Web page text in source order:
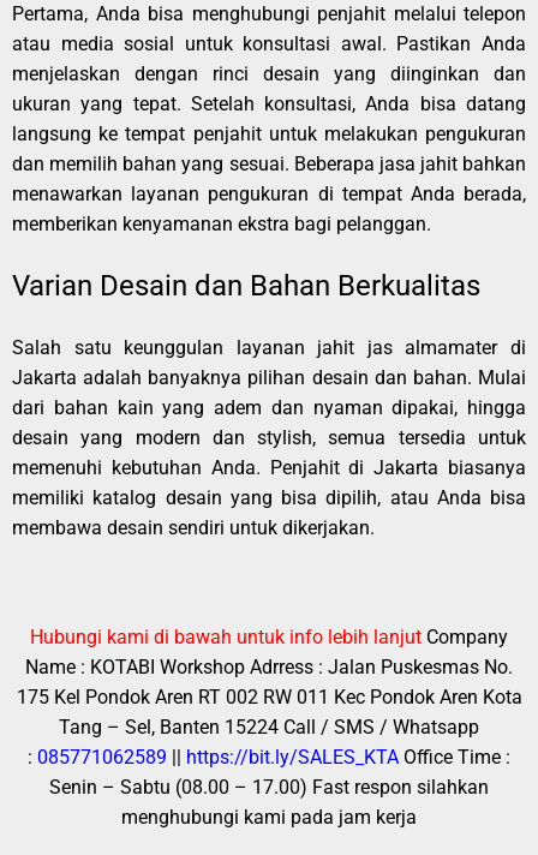
Pertama, Anda bisa menghubungi penjahit melalui telepon
atau media sosial untuk konsultasi awal. Pastikan Anda
menjelaskan dengan rinci desain yang diinginkan dan
ukuran yang tepat. Setelah konsultasi, Anda bisa datang
langsung ke tempat penjahit untuk melakukan pengukuran
dan memilih bahan yang sesuai. Beberapa jasa jahit bahkan
menawarkan layanan pengukuran di tempat Anda berada,
memberikan kenyamanan ekstra bagi pelanggan.
Varian Desain dan Bahan Berkualitas
Salah satu keunggulan layanan jahit jas almamater di
Jakarta adalah banyaknya pilihan desain dan bahan. Mulai
dari bahan kain yang adem dan nyaman dipakai, hingga
desain yang modern dan stylish, semua tersedia untuk
memenuhi kebutuhan Anda. Penjahit di Jakarta biasanya
memiliki katalog desain yang bisa dipilih, atau Anda bisa
membawa desain sendiri untuk dikerjakan.
Hubungi kami di bawah untuk info lebih lanjut Company
Name : KOTABI Workshop Adrress : Jalan Puskesmas No.
175 Kel Pondok Aren RT 002 RW 011 Kec Pondok Aren Kota
Tang – Sel, Banten 15224 Call / SMS / Whatsapp
: 085771062589 || https://bit.ly/SALES_KTA Office Time :
Senin – Sabtu (08.00 – 17.00) Fast respon silahkan
menghubungi kami pada jam kerja